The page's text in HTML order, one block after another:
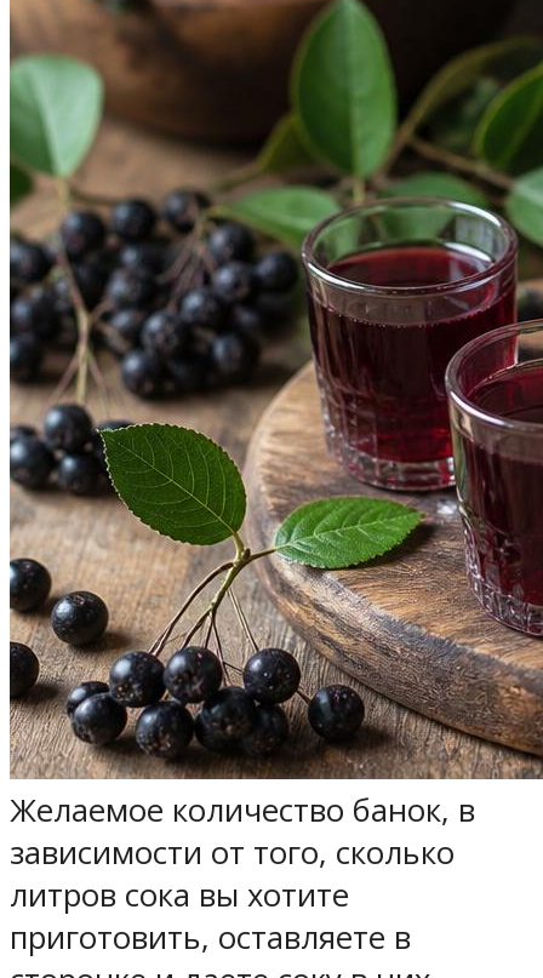
Желаемое количество банок, в
зависимости от того, сколько
литров сока вы хотите
приготовить, оставляете в